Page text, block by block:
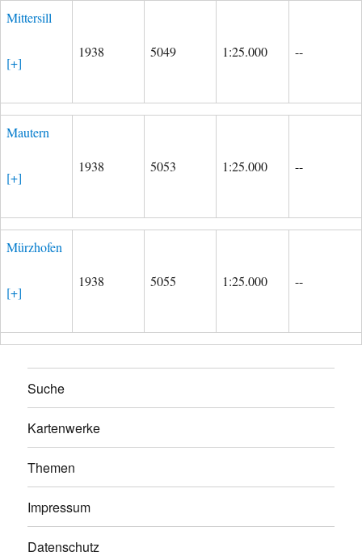
Mittersill
[+]
1938 5049 1:25.000 --
Mautern
[+]
1938 5053 1:25.000 --
Mürzhofen
[+]
1938 5055 1:25.000 --
Suche
Kartenwerke
Themen
Impressum
Datenschutz